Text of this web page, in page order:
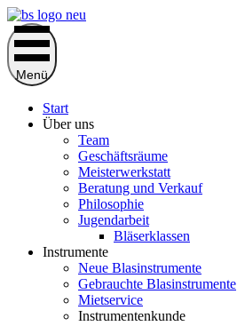
Zum
Inhalt
springen
Menü
Start
Über uns
Team
Geschäftsräume
Meisterwerkstatt
Beratung und Verkauf
Philosophie
Jugendarbeit
Bläserklassen
Instrumente
Neue Blasinstrumente
Gebrauchte Blasinstrumente
Mietservice
Instrumentenkunde